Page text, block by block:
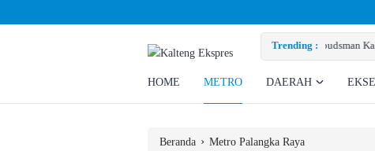
Trending :
Tinjau PLTU Tumbang Kajuei, Pastikan Gangguan Listrik karena Persolan Teknis
HOME METRO DAERAH
Beranda › Metro Palangka Raya